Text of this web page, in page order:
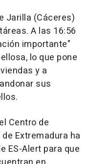
Jarilla (Cáceres)
A las 16:56
importante"
lo que pone
y a
sus
Centro de
Extremadura ha
ES-Alert para que